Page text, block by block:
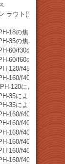
ラウト(アルビチア
18の焦点距離と焦
35の焦点距離と焦
60/f30の焦点距離
60/f60の焦点距離
120/f45の焦点距離
160/f40の焦点距離
120によるPIDオ
35による糸ハンダ
35によるアルミ線
160/f40によるアル
160/f40による鉄製
160/f40による鉄製
160/f40による黒ガ
160/f40によるポリ
160/f40による緑色